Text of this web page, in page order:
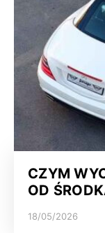
CZYM
OD
18/05/2026